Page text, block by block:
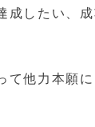
成したい、
て他力本願